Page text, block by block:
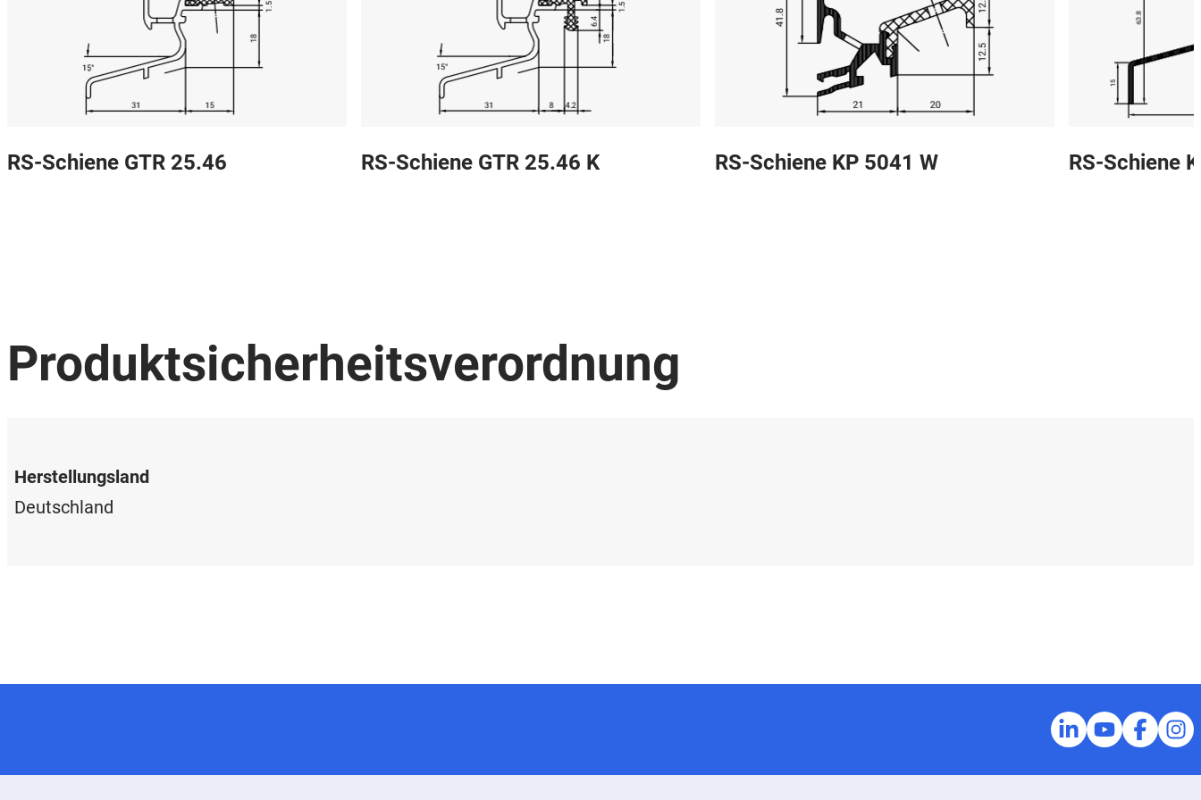
RS-Schiene GTR 25.46 RS-Schiene GTR 25.46 K RS-Schiene KP 5041 W RS-Schiene
Produktsicherheitsverordnung
Herstellungsland
Deutschland